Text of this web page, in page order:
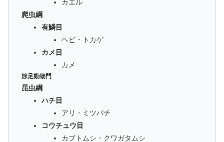
カエル
爬虫綱
有鱗目
ヘビ・トカゲ
カメ目
カメ
節足動物門
昆虫綱
ハチ目
アリ・ミツバチ
コウチュウ目
カブトムシ・クワガタムシ